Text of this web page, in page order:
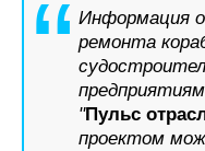
Информация
ремонта
"Пульс
проектом